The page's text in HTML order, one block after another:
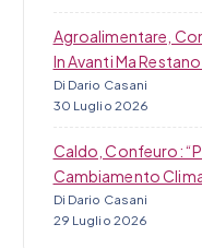
Agroalimentare,
In Avanti Ma
Di Dario Casani
30 Luglio 2026
Caldo, Confeuro:
Cambiamento
Di Dario Casani
29 Luglio 2026